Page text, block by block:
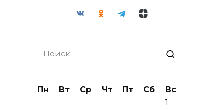
Search
for:
Пн Вт Ср Чт Пт Сб
Вс
1